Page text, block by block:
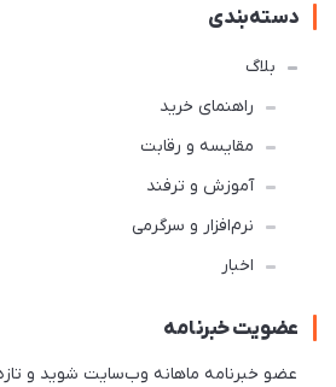
دسته‌بندی
بلاگ
راهنمای خرید
مقایسه و رقابت
آموزش و ترفند
نرم‌افزار و سرگرمی
اخبار
عضویت خبرنامه
عضو خبرنامه ماهانه وب‌سایت شوید و